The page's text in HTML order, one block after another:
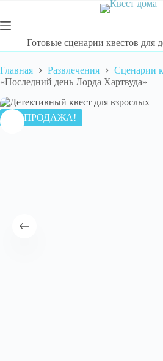
сути
Готовые сценарии квестов для
Главная Развлечения
Сценарии
«Последний день Лорда Хартвуда»
РАСПРОДАЖА!